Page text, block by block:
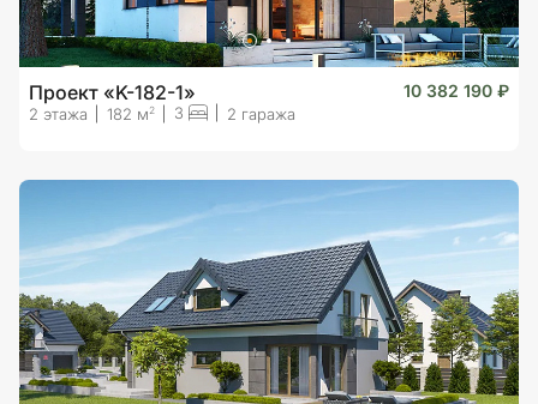
Проект «K-182-1» 10 382 190 ₽
2 этажа 182 м 2 3 2 гаража